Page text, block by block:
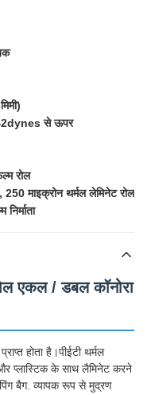
से ऊपर
रोल
, 250 माइक्रोन थर्मल लेमिनेट रोल
एकल / डबल कॉनोरा
होता है।पीईटी थर्मल
प्लास्टिक के साथ लैमिनेट करने
बैग. व्यापक रूप से मुद्रण